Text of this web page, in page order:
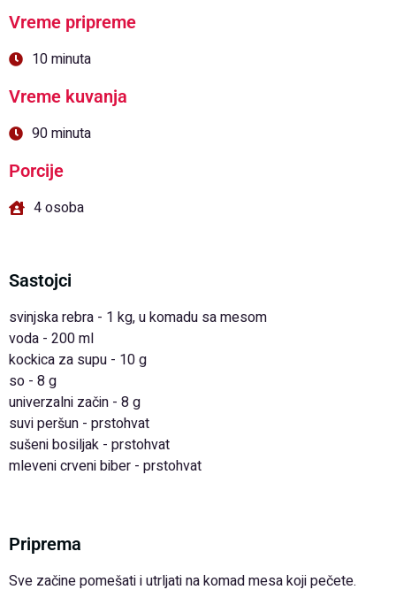
Vreme pripreme
10 minuta
Vreme kuvanja
90 minuta
Porcije
4 osoba
Sastojci
svinjska rebra - 1 kg, u komadu sa mesom
voda - 200 ml
kockica za supu - 10 g
so - 8 g
univerzalni začin - 8 g
suvi peršun - prstohvat
sušeni bosiljak - prstohvat
mleveni crveni biber - prstohvat
Priprema
Sve začine pomešati i utrljati na komad mesa koji pečete.